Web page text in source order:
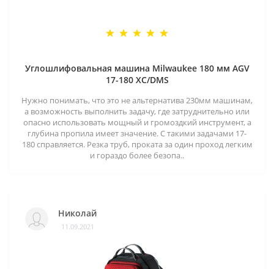
Углошлифовальная машина Milwaukee 180 мм AGV
17-180 XC/DMS
Нужно понимать, что это не альтернатива 230мм машинам,
а возможность выполнить задачу, где затруднительно или
опасно использовать мощный и громоздкий инструмент, а
глубина пропила имеет значение. С такими задачами 17-
180 справляется. Резка труб, проката за один проход легким
и гораздо более безопа..
Николай
11.09.2021